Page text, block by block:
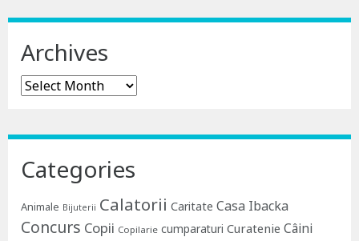
Archives
Archives
Categories
Animale Bijuterii Calatorii Caritate Casa Ibacka
Concurs Copii Copilarie cumparaturi Curatenie Câini